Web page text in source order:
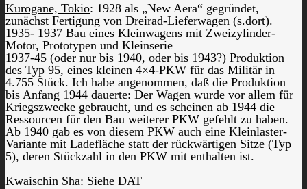
Kurogane, Tokio: 1928 als „New Aera“ gegründet,
zunächst Fertigung von Dreirad-Lieferwagen (s.dort).
1935- 1937 Bau eines Kleinwagens mit Zweizylinder-
Motor, Prototypen und Kleinserie
1937-45 (oder nur bis 1940, oder bis 1943?) Produktion
des Typ 95, eines kleinen 4×4-PKW für das Militär in
4.755 Stück. Ich habe angenommen, daß die Produktion
bis Anfang 1944 dauerte: Der Wagen wurde vor allem für
Kriegszwecke gebraucht, und es scheinen ab 1944 die
Ressourcen für den Bau weiterer PKW gefehlt zu haben.
Ab 1940 gab es von diesem PKW auch eine Kleinlaster-
Variante mit Ladefläche statt der rückwärtigen Sitze (Typ
5), deren Stückzahl in den PKW mit enthalten ist.
Kwaischin Sha: Siehe DAT